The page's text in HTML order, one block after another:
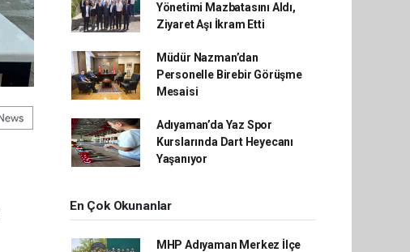
Yönetimi Mazbatasını Aldı,
Ziyaret Aşı İkram Etti
Müdür Nazman’dan
Personelle Birebir Görüşme
Mesaisi
Adıyaman’da Yaz Spor
Kurslarında Dart Heyecanı
Yaşanıyor
En Çok Okunanlar
MHP Adıyaman Merkez İlçe